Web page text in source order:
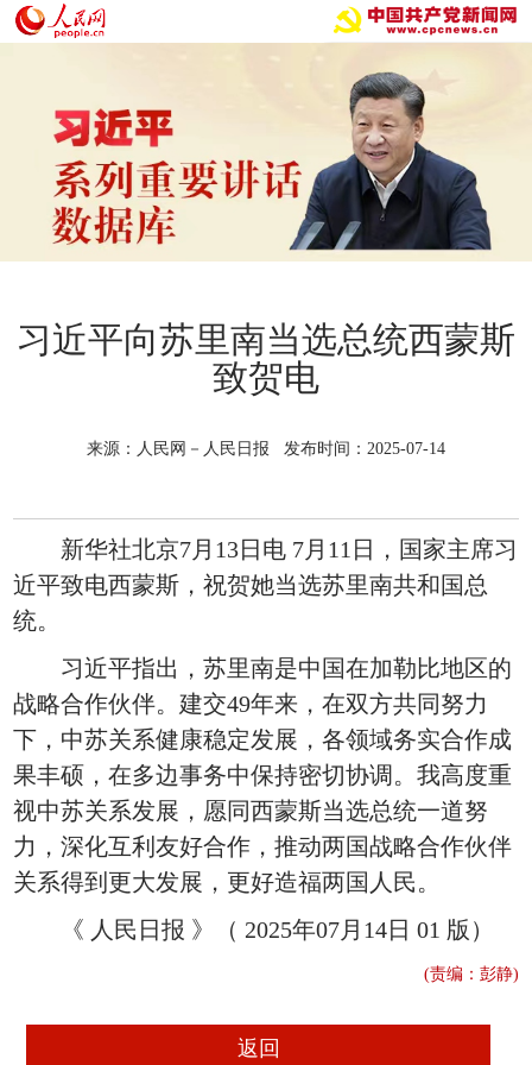
习近平向苏里南当选总统西蒙斯
致贺电
来源：人民网－人民日报 发布时间：2025-07-14
新华社北京7月13日电 7月11日，国家主席习
近平致电西蒙斯，祝贺她当选苏里南共和国总
统。
习近平指出，苏里南是中国在加勒比地区的
战略合作伙伴。建交49年来，在双方共同努力
下，中苏关系健康稳定发展，各领域务实合作成
果丰硕，在多边事务中保持密切协调。我高度重
视中苏关系发展，愿同西蒙斯当选总统一道努
力，深化互利友好合作，推动两国战略合作伙伴
关系得到更大发展，更好造福两国人民。
《 人民日报 》（ 2025年07月14日 01 版）
(责编：彭静)